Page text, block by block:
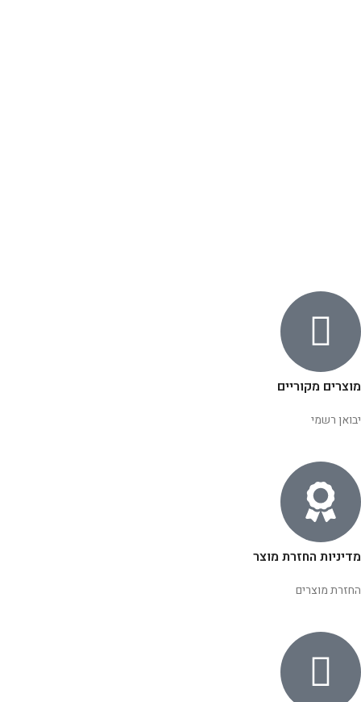
מוצרים מקוריים
יבואן רשמי
מדיניות החזרת מוצר
החזרת מוצרים